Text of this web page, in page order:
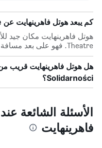
كم يبعد هوتل فاهرينهايت عن Wybrzeze Theatre؟
Theatre. فهو على بعد مسافة 0.7 كم.
Solidarności؟
الأسئلة الشائعة
فاهرينهايت